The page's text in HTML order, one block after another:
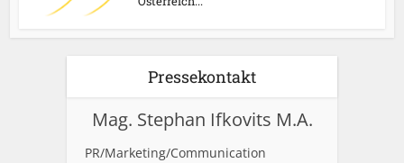
Pressekontakt
Mag. Stephan Ifkovits M.A.
PR/Marketing/Communication